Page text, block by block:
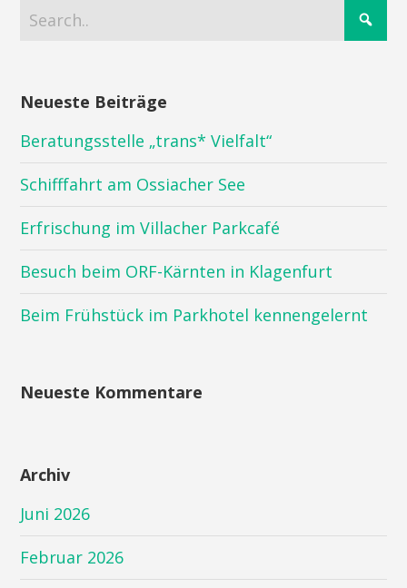
Neueste Beiträge
Beratungsstelle „trans* Vielfalt“
Schifffahrt am Ossiacher See
Erfrischung im Villacher Parkcafé
Besuch beim ORF-Kärnten in Klagenfurt
Beim Frühstück im Parkhotel kennengelernt
Neueste Kommentare
Archiv
Juni 2026
Februar 2026